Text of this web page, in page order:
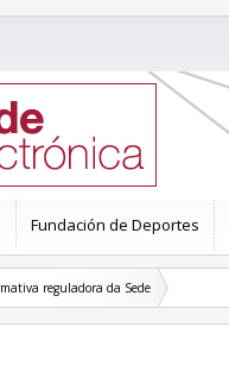
Fundación de Deportes
reguladora da Sede